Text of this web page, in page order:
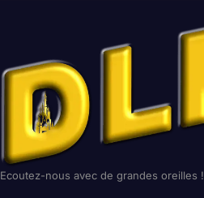
Ecoutez-nous avec de grandes oreilles !